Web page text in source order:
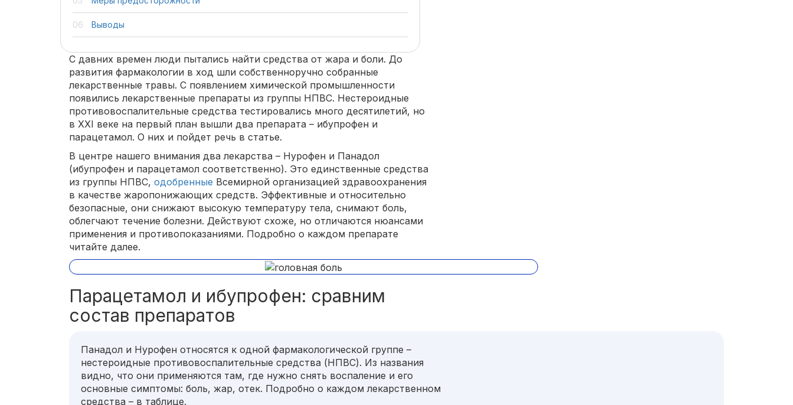
Выводы
С давних времен люди пытались найти средства от жара и боли. До
развития фармакологии в ход шли собственноручно собранные
лекарственные травы. С появлением химической промышленности
появились лекарственные препараты из группы НПВС. Нестероидные
противовоспалительные средства тестировались много десятилетий, но
в XXI веке на первый план вышли два препарата – ибупрофен и
парацетамол. О них и пойдет речь в статье.
В центре нашего внимания два лекарства – Нурофен и Панадол
(ибупрофен и парацетамол соответственно). Это единственные средства
из группы НПВС, одобренные Всемирной организацией здравоохранения
в качестве жаропонижающих средств. Эффективные и относительно
безопасные, они снижают высокую температуру тела, снимают боль,
облегчают течение болезни. Действуют схоже, но отличаются нюансами
применения и противопоказаниями. Подробно о каждом препарате
читайте далее.
Парацетамол и ибупрофен: сравним
состав препаратов
Панадол и Нурофен относятся к одной фармакологической группе –
нестероидные противовоспалительные средства (НПВС). Из названия
видно, что они применяются там, где нужно снять воспаление и его
основные симптомы: боль, жар, отек. Подробно о каждом лекарственном
средства – в таблице.